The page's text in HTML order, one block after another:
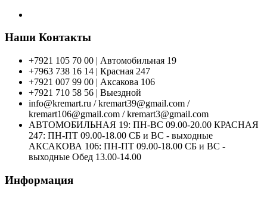
Наши Контакты
+7921 105 70 00 | Автомобильная 19
+7963 738 16 14 | Красная 247
+7921 007 99 00 | Аксакова 106
+7921 710 58 56 | Выездной
info@kremart.ru / kremart39@gmail.com /
kremart106@gmail.com / kremart3@gmail.com
АВТОМОБИЛЬНАЯ 19: ПН-ВС 09.00-20.00 КРАСНАЯ
247: ПН-ПТ 09.00-18.00 СБ и ВС - выходные
АКСАКОВА 106: ПН-ПТ 09.00-18.00 СБ и ВС -
выходные Обед 13.00-14.00
Информация